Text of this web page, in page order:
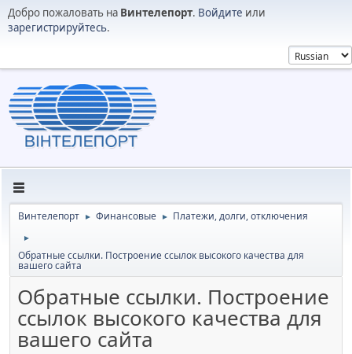
Добро пожаловать на Винтелепорт. Войдите или
зарегистрируйтесь.
Винтелепорт ► Финансовые ► Платежи, долги, отключения
►
Обратные ссылки. Построение ссылок высокого качества для
вашего сайта
Обратные ссылки. Построение
ссылок высокого качества для
вашего сайта